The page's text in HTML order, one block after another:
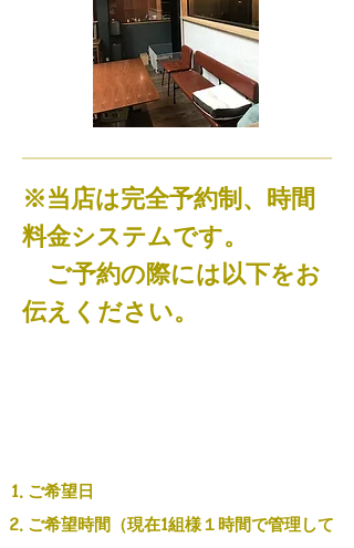
​※当店は完全予約制、時間
料金システムです。
ご予約の際には以下をお
伝えください。
ご希望日
ご希望時間（現在1組様１時間で管理して